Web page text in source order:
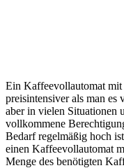
Ein Kaffeevollautomat mit
preisintensiver als man es
aber in vielen Situationen
vollkommene
Bedarf regelmäßig hoch
einen Kaffeevollautomat
Menge des benötigten